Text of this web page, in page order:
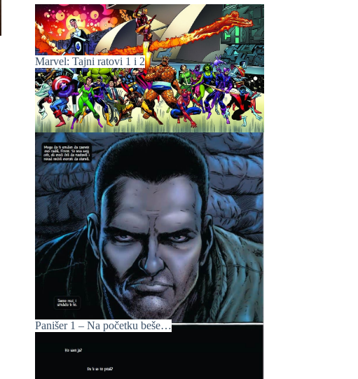
Marvel: Tajni ratovi 1 i 2
Panišer 1 – Na početku beše…